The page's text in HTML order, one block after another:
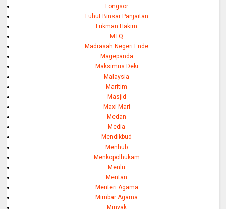
Longsor
Luhut Binsar Panjaitan
Lukman Hakim
MTQ
Madrasah Negeri Ende
Magepanda
Maksimus Deki
Malaysia
Maritim
Masjid
Maxi Mari
Medan
Media
Mendikbud
Menhub
Menkopolhukam
Menlu
Mentan
Menteri Agama
Mimbar Agama
Minyak